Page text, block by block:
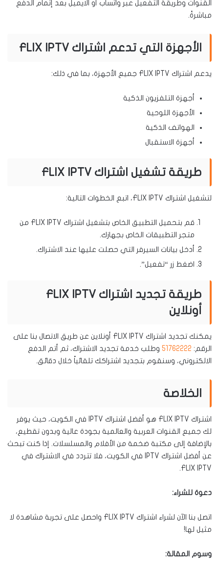
القنوات وطريقة التفعيل عبر واتساب أو الايميل بعد إتمام الدفع
مباشرةً.
الأجهزة التي تدعم اشتراك FLIX IPTV
يدعم اشتراك FLIX IPTV جميع الأجهزة، بما في ذلك:
أجهزة التلفزيون الذكية
الأجهزة اللوحية
الهواتف الذكية
أجهزة الاستقبال
طريقة تشغيل اشتراك FLIX IPTV
لتشغيل اشتراك FLIX IPTV، اتبع الخطوات التالية:
قم بتحميل التطبيق الخاص بتشغيل اشتراك FLIX IPTV من
متجر التطبيقات الخاص بجهازك.
أدخل بيانات السيرفر التي حصلت عليها عند الاشتراك.
اضغط زر “تفعيل”.
طريقة تجديد اشتراك FLIX IPTV
أونلاين
يمكنك تجديد اشتراك FLIX IPTV أونلاين عن طريق الاتصال بنا على
الرقم: 51762222 وطلب خدمة تجديد الاشتراك، ثم أتم الدفع
الالكتروني، وسنقوم بتجديد اشتراكك تلقائياً خلال دقائق.
الخلاصة
اشتراك FLIX IPTV هو أفضل اشتراك IPTV في الكويت، حيث يوفر
لك جميع القنوات العربية والعالمية بجودة عالية وبدون تقطيع،
بالإضافة إلى مكتبة ضخمة من الأفلام والمسلسلات. إذا كنت تبحث
عن أفضل اشتراك IPTV في الكويت، فلا تتردد في الاشتراك في
FLIX IPTV.
دعوة للشراء:
اتصل بنا الآن لشراء اشتراك FLIX IPTV واحصل على تجربة مشاهدة لا
مثيل لها!
وسوم المقالة: